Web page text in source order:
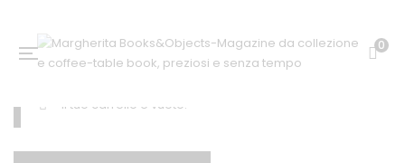
0
Il tuo carrello è vuoto.